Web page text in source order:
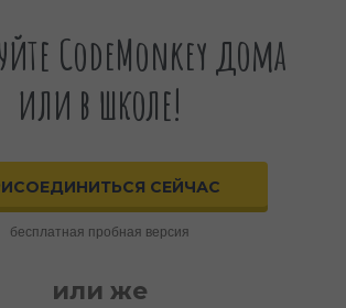
CodeMonkey дома
или в школе!
СЕЙЧАС
бесплатная пробная версия
или же